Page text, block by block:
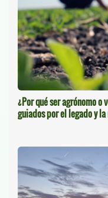
¿Por qué ser agrónomo
guiados por el legado y